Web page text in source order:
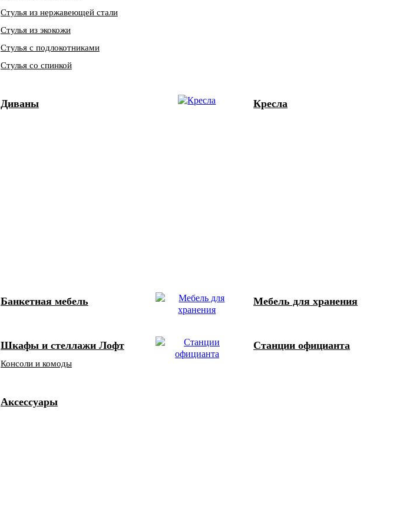
Стулья из нержавеющей стали
Стулья из экокожи
Стулья с подлокотниками
Стулья со спинкой
Диваны Кресла
Банкетная мебель Мебель для хранения
Шкафы и стеллажи Лофт
Консоли и комоды
Станции официанта
Аксессуары